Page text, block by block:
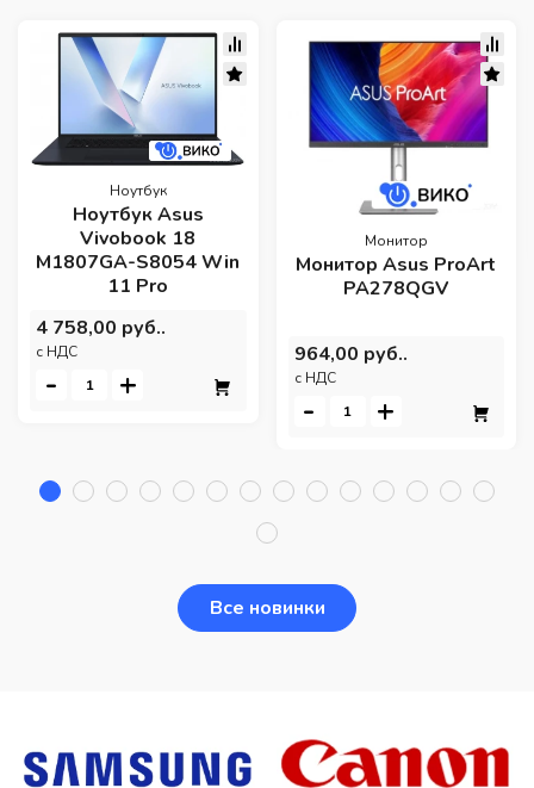
Ноутбук
Ноутбук Asus
Vivobook 18
M1807GA-S8054 Win
11 Pro
4 758,00 руб..
c НДС
- +
Монитор
Монитор Asus ProArt
PA278QGV
964,00 руб..
c НДС
- +
Все новинки